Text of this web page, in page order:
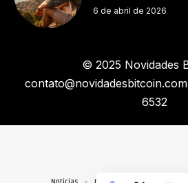
6 de abril de 2026
© 2025 Novidades
6532